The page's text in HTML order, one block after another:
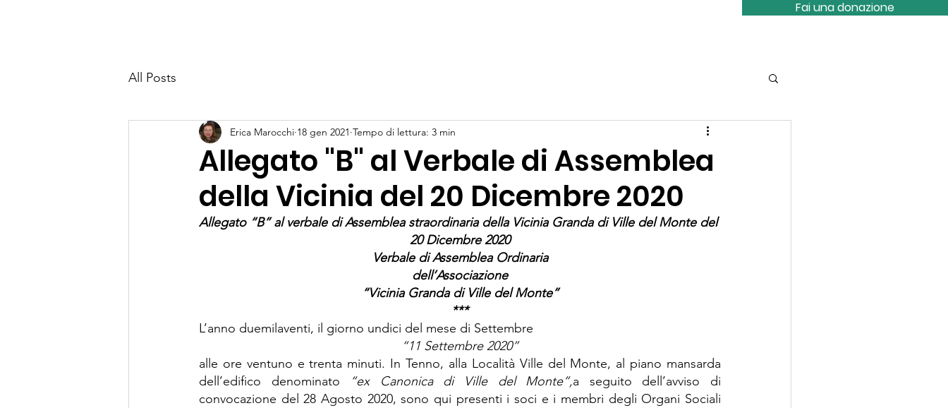
Fai una donazione
All Posts
Allegato "B" al Verbale di Assemblea
della Vicinia del 20 Dicembre 2020
Erica Marocchi 18 gen 2021 Tempo di lettura: 3 min
Allegato “B” al verbale di Assemblea straordinaria della Vicinia Granda di Ville del Monte del
20 Dicembre 2020
Verbale di Assemblea Ordinaria
dell’Associazione
“Vicinia Granda di Ville del Monte”
***
L’anno duemilaventi, il giorno undici del mese di Settembre
“11 Settembre 2020”
alle ore ventuno e trenta minuti. In Tenno, alla Località Ville del Monte, al piano mansarda
dell’edifico denominato
“ex Canonica di Ville del Monte”,a seguito dell’avviso di
convocazione del 28 Agosto 2020, sono qui presenti i soci e i membri degli Organi Sociali